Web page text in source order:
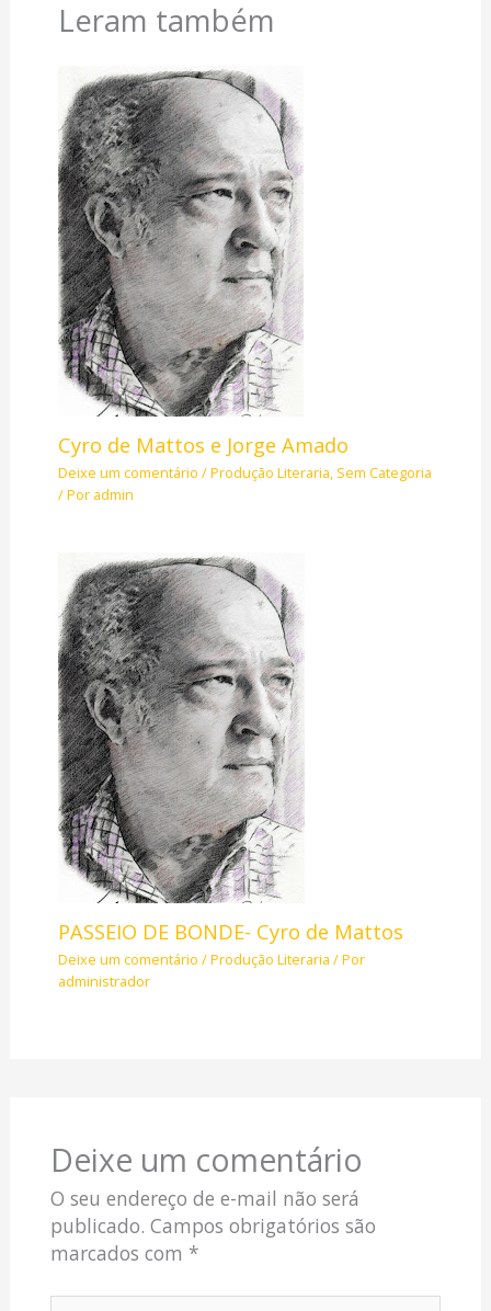
Leram também
Cyro de Mattos e Jorge Amado
Deixe um comentário /Produção Literaria, Sem Categoria
/ Por admin
PASSEIO DE BONDE- Cyro de Mattos
Deixe um comentário /Produção Literaria / Por
administrador
Deixe um comentário
O seu endereço de e-mail não será
publicado. Campos obrigatórios são
marcados com *